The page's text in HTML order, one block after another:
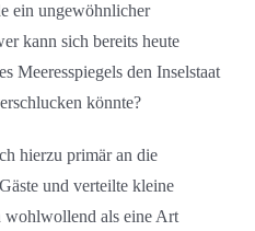
ein ungewöhnlicher
kann sich bereits heute
Meeresspiegels den Inselstaat
könnte?
hierzu primär an die
und verteilte kleine
wohlwollend als eine Art